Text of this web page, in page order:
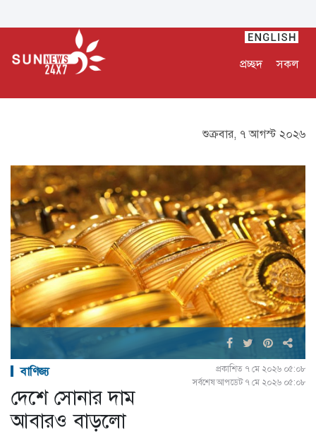
প্রচ্ছদ সকল
শুক্রবার, ৭ আগস্ট ২০২৬
বাণিজ্য
প্রকাশিত ৭ মে ২০২৬ ০৫:০৮
সর্বশেষ আপডেট ৭ মে ২০২৬ ০৫:০৮
দেশে সোনার দাম
আবারও বাড়লো